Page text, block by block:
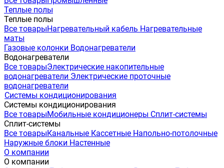
Теплые полы
Теплые полы
Все товарыНагревательный кабель Нагревательные
маты
Газовые колонки Водонагреватели
Водонагреватели
Все товарыЭлектрические накопительные
водонагреватели Электрические проточные
водонагреватели
Системы кондиционирования
Системы кондиционирования
Все товарыМобильные кондиционеры Сплит-системы
Сплит-системы
Все товарыКанальные Кассетные Напольно-потолочные
Наружные блоки Настенные
О компании
О компании